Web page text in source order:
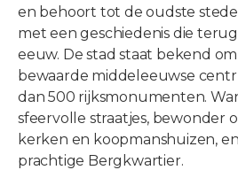
en behoort tot de oudste
met een geschiedenis die
eeuw. De stad staat bekend
bewaarde middeleeuwse
dan 500 rijksmonumenten.
sfeervolle straatjes, bewonder
kerken en koopmanshuizen,
prachtige Bergkwartier.